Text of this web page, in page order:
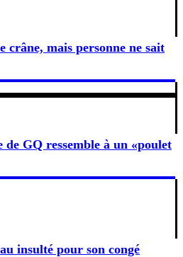
crâne, mais personne ne sait
GQ ressemble à un «poulet
insulté pour son congé